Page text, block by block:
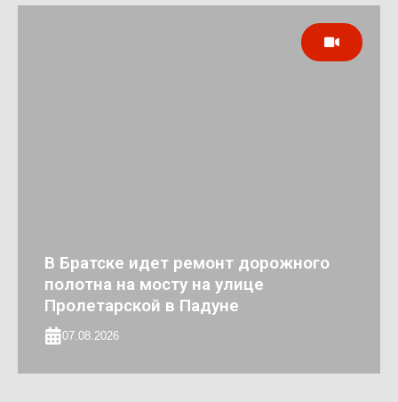
В Братске идет ремонт дорожного
полотна на мосту на улице
Пролетарской в Падуне
07.08.2026